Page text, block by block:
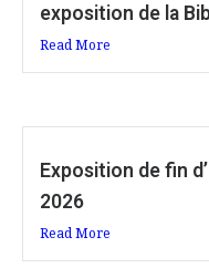
exposition de la
Read More
Exposition de fin
2026
Read More